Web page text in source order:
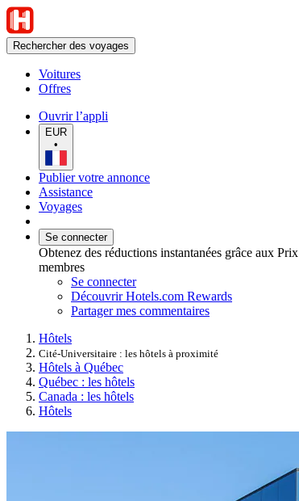
Rechercher des voyages
Voitures
Offres
Ouvrir l’appli
EUR
•
Publier votre annonce
Assistance
Voyages
Se connecter
Obtenez des réductions instantanées grâce aux Prix
membres
Se connecter
Découvrir Hotels.com Rewards
Partager mes commentaires
Hôtels
Cité-Universitaire : les hôtels à proximité
Hôtels à Québec
Québec : les hôtels
Canada : les hôtels
Hôtels